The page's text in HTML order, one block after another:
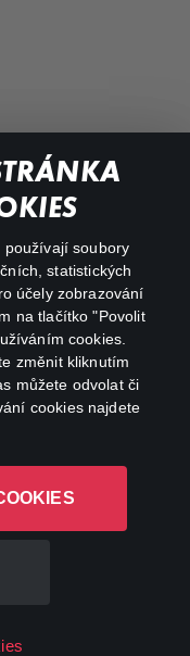
používají soubory
statistických
účely zobrazování
na tlačítko "Povolit
cookies.
změnit kliknutím
můžete odvolat či
cookies najdete